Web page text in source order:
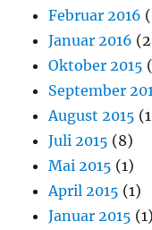
Februar 2016
Januar 2016
Oktober 2015
September
August 2015
Juli 2015 (8)
Mai 2015 (1)
April 2015 (1)
Januar 2015 (1)